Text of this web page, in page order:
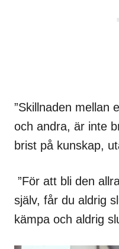
”Skillnaden mellan
och andra, är inte
brist på kunskap,
”För att bli den
själv, får du aldrig
kämpa och aldrig